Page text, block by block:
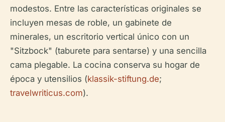
modestos. Entre las características originales se
incluyen mesas de roble, un gabinete de
minerales, un escritorio vertical único con un
"Sitzbock" (taburete para sentarse) y una sencilla
cama plegable. La cocina conserva su hogar de
época y utensilios (klassik-stiftung.de;
travelwriticus.com).